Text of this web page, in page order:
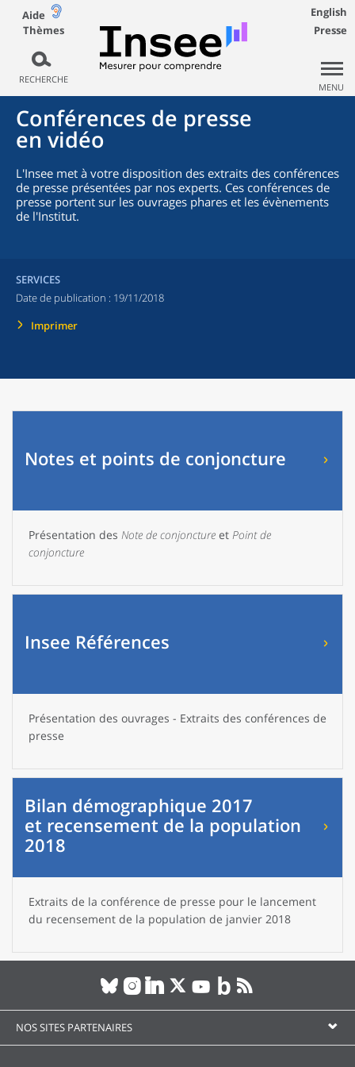
Aide
Thèmes
RECHERCHE
English
Presse
MENU
Conférences de presse
en vidéo
L'Insee met à votre disposition des extraits des conférences
de presse présentées par nos experts. Ces conférences de
presse portent sur les ouvrages phares et les évènements
de l'Institut.
SERVICES
Date de publication : 19/11/2018
Imprimer
Notes et points de conjoncture
Présentation des Note de conjoncture et Point de
conjoncture
Insee Références
Présentation des ouvrages - Extraits des conférences de
presse
Bilan démographique 2017
et recensement de la population
2018
Extraits de la conférence de presse pour le lancement
du recensement de la population de janvier 2018
NOS SITES PARTENAIRES